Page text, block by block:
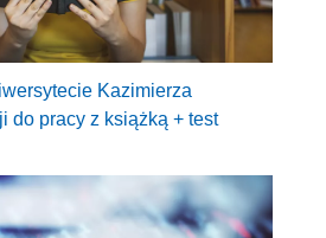
Kazimierza
do pracy z książką + test